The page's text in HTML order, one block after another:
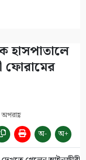
হাসপাতালে
ফোরামের
অ- অ+